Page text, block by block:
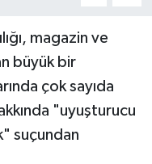
magazin ve
büyük bir
çok sayıda
"uyuşturucu
suçundan